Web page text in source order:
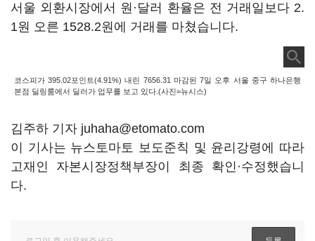
서울 외환시장에서 원·달러 환율은 전 거래일보다 2.
1원 오른 1528.2원에 거래를 마쳤습니다.
코스피가 395.02포인트(4.91%) 내린 7656.31 마감된 7일 오후 서울 중구 하나은행
본점 딜링룸에서 딜러가 업무를 보고 있다.(사진=뉴시스)
김주하 기자 juhaha@etomato.com
이 기사는 뉴스토마토 보도준칙 및 윤리강령에 따라
고재인 자본시장정책부장이 최종 확인·수정했습니
다.